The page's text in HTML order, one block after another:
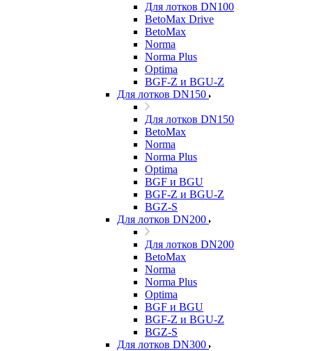
Для лотков DN100
BetoMax Drive
BetoMax
Norma
Norma Plus
Optima
BGF-Z и BGU-Z
Для лотков DN150
Для лотков DN150
BetoMax
Norma
Norma Plus
Optima
BGF и BGU
BGF-Z и BGU-Z
BGZ-S
Для лотков DN200
Для лотков DN200
BetoMax
Norma
Norma Plus
Optima
BGF и BGU
BGF-Z и BGU-Z
BGZ-S
Для лотков DN300